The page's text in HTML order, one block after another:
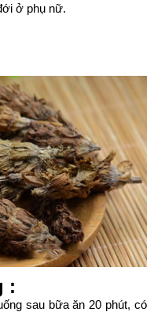
ở phụ nữ.
:
sau bữa ăn 20 phút, có